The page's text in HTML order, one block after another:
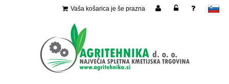
slovensko
Vaša košarica je še prazna